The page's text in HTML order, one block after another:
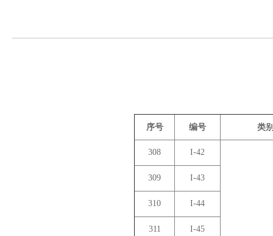
序号 编号 类
308 I-42
309 I-43
310 I-44
311 I-45